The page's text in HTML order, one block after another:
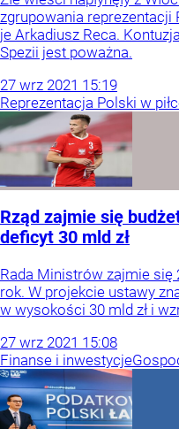
zgrupowania reprezentacji
je Arkadiusz Reca.
Spezii jest poważna.
27 wrz 2021 15:19
Reprezentacja Polski w
Rząd zajmie się
deficyt 30 mld zł
Rada Ministrów zajmie się
rok. W projekcie ustawy
w wysokości 30 mld zł i
27 wrz 2021 15:08
Finanse i inwestycje